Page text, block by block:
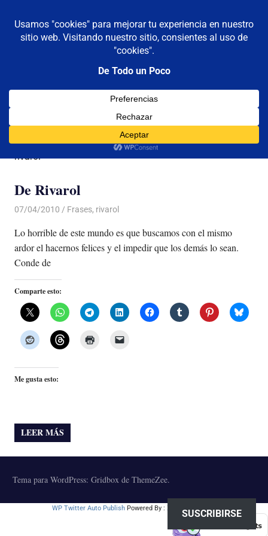
contenido
De todo un poco
Reflexiones,
Viajes
MENÚ
Categoría:rivarol
rivarol
De Rivarol
07/04/2010 Luis Castellanos
Frases, rivarol
Lo horrible de este mundo es que buscamos con el mismo
ardor el hacernos felices y el impedir que los demás lo sean.
Conde de
Comparte esto:
Me gusta esto:
LEER MÁS
Tema para WordPress: Gridbox de ThemeZee.
WP Twitter Auto Publish Powered By : XYZScripts.com
SUSCRIBIRSE